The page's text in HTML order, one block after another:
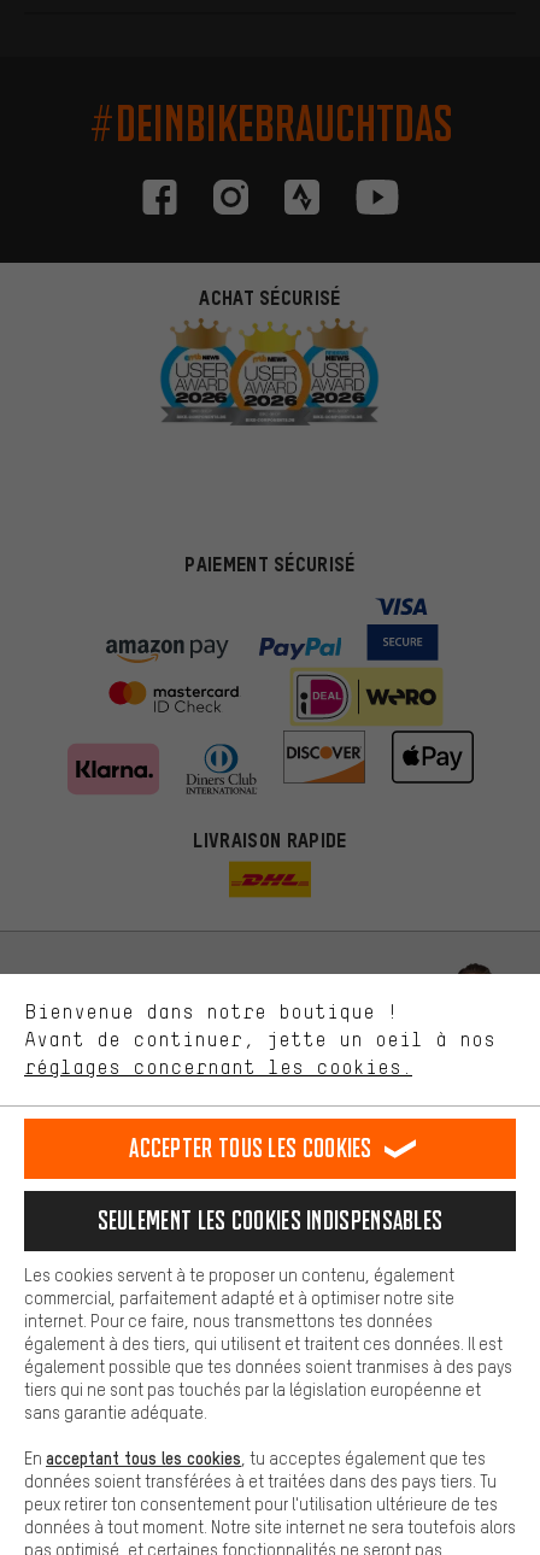
#DEINBIKEBRAUCHTDAS
ACHAT SÉCURISÉ
PAIEMENT SÉCURISÉ
LIVRAISON RAPIDE
Laisse-toi conseiller
Rappel Programmé
Notre politique en matière de protection de la vie privée
français
FR english
EN Deutsch
DE español
ES
RÉSILIER LE CONTRAT Communauté d'Aix-la-Chapelle
Programme d'affiliation Mentions Légales Protection des données
Reprise des batteries Corepile Paramètres de cookies
Modifier le contraste
Bienvenue dans notre boutique !
Avant de continuer, jette un oeil à nos
réglages concernant les cookies.
Des offres plus adaptées
pertinentes. Les cookies de marketing nous aident à identifier tes
intérêts et à te présenter des offres et des conseils sur mesure.
ça nous intéresse. Avec les cookies 'performance', tu peux nous
nous proposons grâce à ton comportement d'achat.
Plus de confort
est plus confortable. Avec les cookies de confort, nous
Nous pouvons ainsi mettre à ta disposition d'autres contenus et
informations utiles. De plus, tu as la possibilité d'utiliser des
facilement les bons produits. Par exemple, nous proposons une
facilement aux questions.
Cookies de base
Les cookies de base garantissent que tu puisses utiliser les
fonctions de notre site web.
Accepter tous les cookies
Seulement les cookies indispensables
Les cookies servent à te proposer un contenu, également
commercial, parfaitement adapté et à optimiser notre site
internet. Pour ce faire, nous transmettons tes données
également à des tiers, qui utilisent et traitent ces données. Il est
également possible que tes données soient tranmises à des pays
tiers qui ne sont pas touchés par la législation européenne et
sans garantie adéquate.
En acceptant tous les cookies , tu acceptes également que tes
données soient transférées à et traitées dans des pays tiers. Tu
peux retirer ton consentement pour l'utilisation ultérieure de tes
données à tout moment. Notre site internet ne sera toutefois alors
pas optimisé, et certaines fonctionnalités ne seront pas